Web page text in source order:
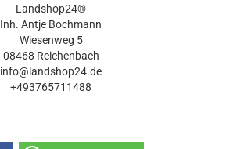
Landshop24®
Inh. Antje Bochmann
Wiesenweg 5
08468 Reichenbach
info@landshop24.de
+493765711488